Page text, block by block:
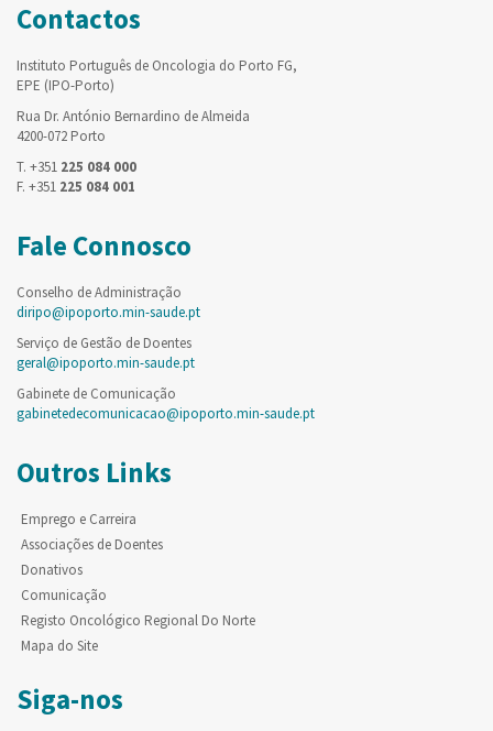
Contactos
Instituto Português de Oncologia do Porto FG,
EPE (IPO-Porto)
Rua Dr. António Bernardino de Almeida
4200-072 Porto
T. +351 225 084 000
F. +351 225 084 001
Fale Connosco
Conselho de Administração
diripo@ipoporto.min-saude.pt
Serviço de Gestão de Doentes
geral@ipoporto.min-saude.pt
Gabinete de Comunicação
gabinetedecomunicacao@ipoporto.min-saude.pt
Outros Links
Emprego e Carreira
Associações de Doentes
Donativos
Comunicação
Registo Oncológico Regional Do Norte
Mapa do Site
Siga-nos